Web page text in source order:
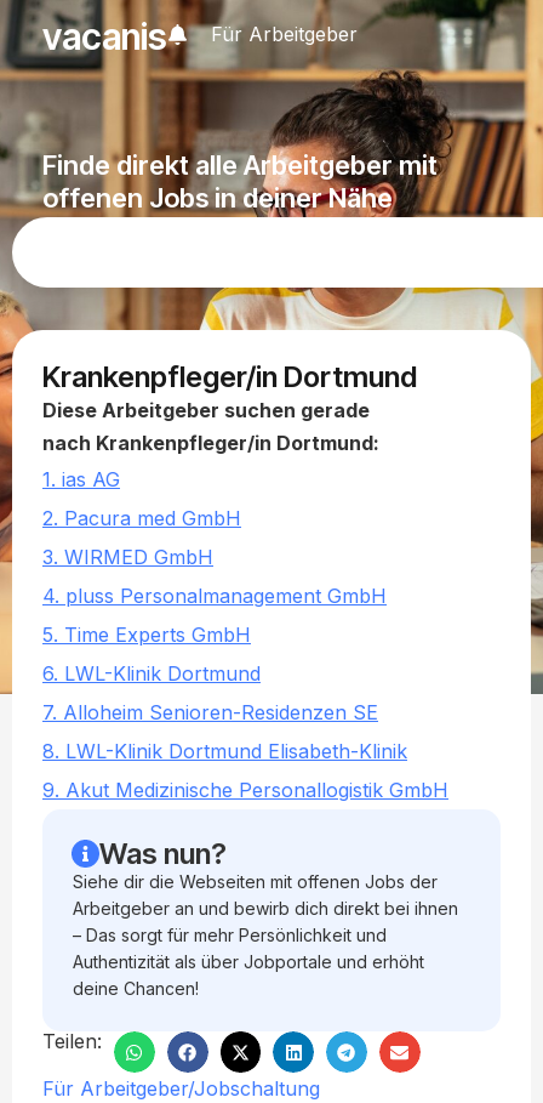
vacanis Für Arbeitgeber
Finde direkt alle Arbeitgeber mit
offenen Jobs in deiner Nähe
Krankenpfleger/in Dortmund
Diese Arbeitgeber suchen gerade
nach Krankenpfleger/in Dortmund:
1. ias AG
2. Pacura med GmbH
3. WIRMED GmbH
4. pluss Personalmanagement GmbH
5. Time Experts GmbH
6. LWL-Klinik Dortmund
7. Alloheim Senioren-Residenzen SE
8. LWL-Klinik Dortmund Elisabeth-Klinik
9. Akut Medizinische Personallogistik GmbH
Was nun?
Siehe dir die Webseiten mit offenen Jobs der
Arbeitgeber an und bewirb dich direkt bei ihnen
– Das sorgt für mehr Persönlichkeit und
Authentizität als über Jobportale und erhöht
deine Chancen!
Teilen:
Für Arbeitgeber/Jobschaltung